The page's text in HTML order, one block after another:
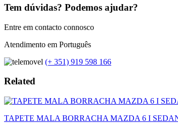
Tem dúvidas? Podemos ajudar?
Entre em contacto connosco
Atendimento em Português
(+ 351) 919 598 166
Related
TAPETE MALA BORRACHA MAZDA 6 I